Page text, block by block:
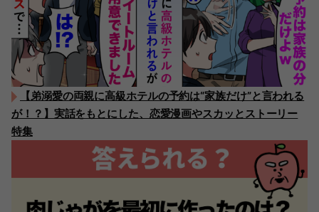
【弟溺愛の両親に高級ホテルの予約は“家族だけ”と言われる
が！？】実話をもとにした、恋愛漫画やスカッとストーリー
特集